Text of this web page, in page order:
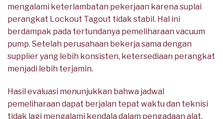
mengalami keterlambatan pekerjaan karena suplai
perangkat Lockout Tagout tidak stabil. Hal ini
berdampak pada tertundanya pemeliharaan vacuum
pump. Setelah perusahaan bekerja sama dengan
supplier yang lebih konsisten, ketersediaan perangkat
menjadi lebih terjamin.
Hasil evaluasi menunjukkan bahwa jadwal
pemeliharaan dapat berjalan tepat waktu dan teknisi
tidak lagi mengalami kendala dalam pengadaan alat.